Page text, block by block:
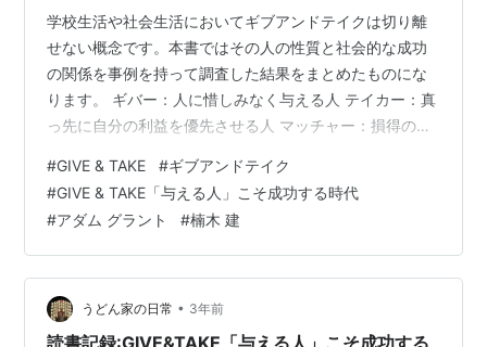
学校生活や社会生活においてギブアンドテイクは切り離
せない概念です。本書ではその人の性質と社会的な成功
の関係を事例を持って調査した結果をまとめたものにな
ります。 ギバー：人に惜しみなく与える人 テイカー：真
っ先に自分の利益を優先させる人 マッチャー：損得のバ
れない印象もありますが、本書ではギバーが最後には報
われるというような点も少し性善説的な考えかもしれま
せんが語られており面白かったです。 GIVE & TAKE「与
える人」こそ成功する時代 (単行本) 作者:アダム グラン
ト 三笠書房 Amazon 📒 Summary + Notes | まと…
#GIVE & TAKE #ギブアンドテイク
#GIVE & TAKE「与える人」こそ成功する時代
#アダム グラント #楠木 建
うどん家の日常 • 3年前
読書記録:GIVE&TAKE「与える人」こそ成功する